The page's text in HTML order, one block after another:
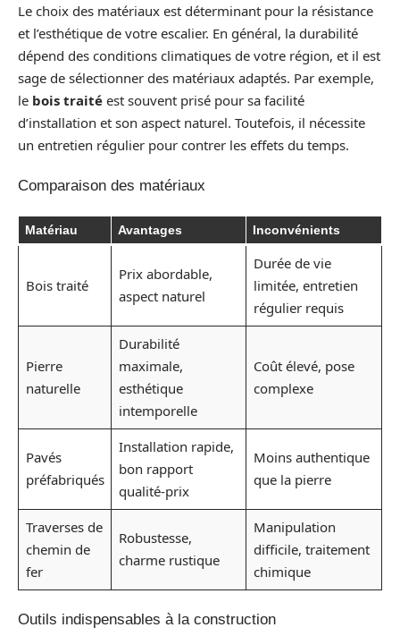
Le choix des matériaux est déterminant pour la résistance
et l’esthétique de votre escalier. En général, la durabilité
dépend des conditions climatiques de votre région, et il est
sage de sélectionner des matériaux adaptés. Par exemple,
le bois traité est souvent prisé pour sa facilité
d’installation et son aspect naturel. Toutefois, il nécessite
un entretien régulier pour contrer les effets du temps.
Comparaison des matériaux
Matériau Avantages Inconvénients
Bois traité
Prix abordable,
aspect naturel
Durée de vie
limitée, entretien
régulier requis
Pierre
naturelle
Durabilité
maximale,
esthétique
intemporelle
Coût élevé, pose
complexe
Pavés
préfabriqués
Installation rapide,
bon rapport
qualité-prix
Moins authentique
que la pierre
Traverses de
chemin de
fer
Robustesse,
charme rustique
Manipulation
difficile, traitement
chimique
Outils indispensables à la construction